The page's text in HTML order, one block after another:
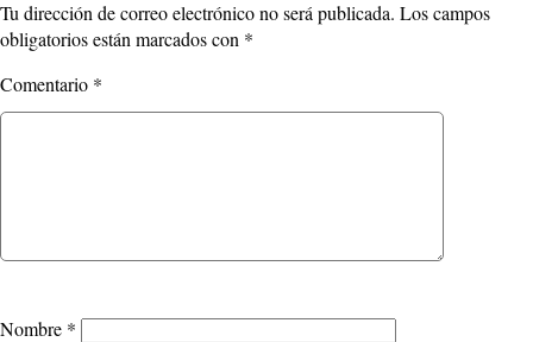
Tu dirección de correo electrónico no será publicada. Los campos
obligatorios están marcados con *
Comentario *
Nombre *